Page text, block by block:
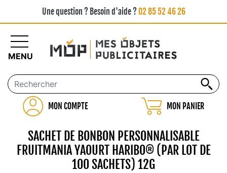
Une question ? Besoin d'aide ?02 85 52 46 26
MON COMPTE MON PANIER
MENU
SACHET DE BONBON PERSONNALISABLE
FRUITMANIA YAOURT HARIBO® (PAR LOT DE
100 SACHETS) 12G